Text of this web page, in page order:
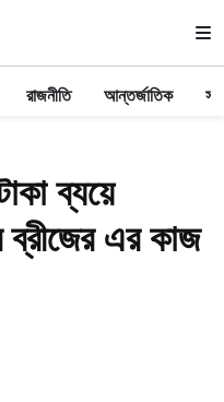
রাজনীতি আন্তর্জাতিক
ব্যয়ে
ব্রীজের এর কাজ